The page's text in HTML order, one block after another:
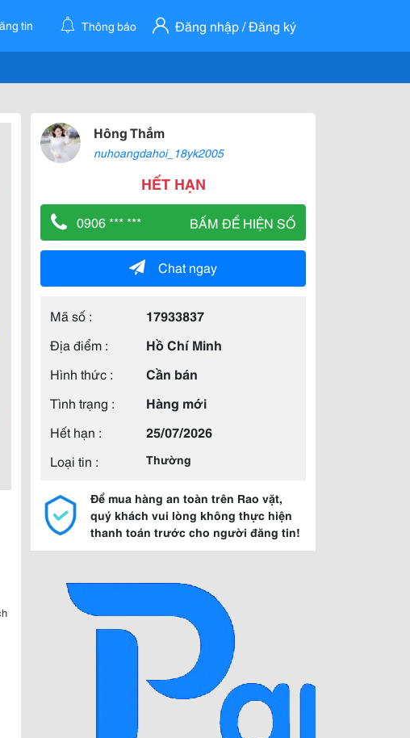
tin Thông báo Đăng nhập / Đăng ký
Hông Thắm
nuhoangdahoi_18yk2005
HẾT HẠN
0906 *** *** BẤM ĐỂ HIỆN SỐ
Chat ngay
Mã số :
17933837
Địa điểm :
Hồ Chí Minh
Hình thức :
Cần bán
Tình trạng :
Hàng mới
Hết hạn :
25/07/2026
Loại tin :
Thường
Để mua hàng an toàn trên Rao vặt,
quý khách vui lòng không thực hiện
thanh toán trước cho người đăng tin!